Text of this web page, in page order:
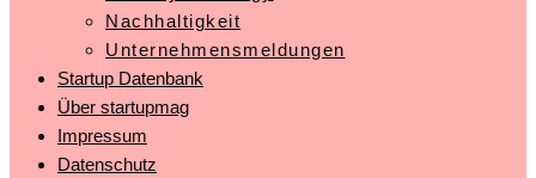
Nachhaltigkeit
Unternehmensmeldungen
Startup Datenbank
Über startupmag
Impressum
Datenschutz